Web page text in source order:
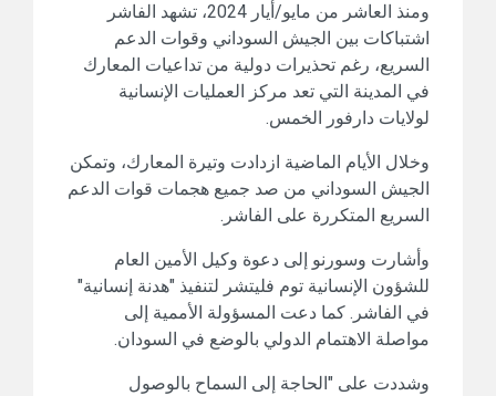
ومنذ العاشر من مايو/أيار 2024، تشهد الفاشر
اشتباكات بين الجيش السوداني وقوات الدعم
السريع، رغم تحذيرات دولية من تداعيات المعارك
في المدينة التي تعد مركز العمليات الإنسانية
لولايات دارفور الخمس.
وخلال الأيام الماضية ازدادت وتيرة المعارك، وتمكن
الجيش السوداني من صد جميع هجمات قوات الدعم
السريع المتكررة على الفاشر.
وأشارت وسورنو إلى دعوة وكيل الأمين العام
للشؤون الإنسانية توم فليتشر لتنفيذ "هدنة إنسانية"
في الفاشر. كما دعت المسؤولة الأممية إلى
مواصلة الاهتمام الدولي بالوضع في السودان.
وشددت على "الحاجة إلى السماح بالوصول